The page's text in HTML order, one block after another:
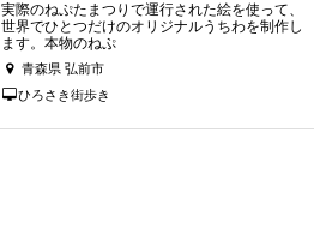
実際のねぷたまつりで運行された絵を使って、
世界でひとつだけのオリジナルうちわを制作し
ます。本物のねぷ
青森県 弘前市
ひろさき街歩き